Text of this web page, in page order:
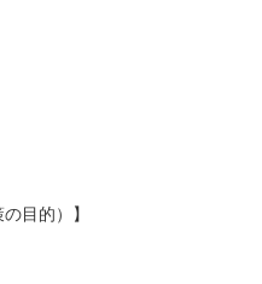
目的）】